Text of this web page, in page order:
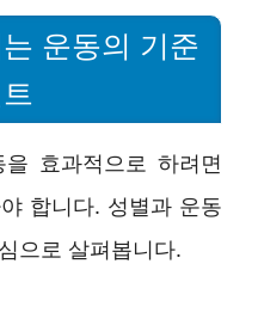
운동의 기준
효과적으로 하려면
합니다. 성별과 운동
으로 살펴봅니다.